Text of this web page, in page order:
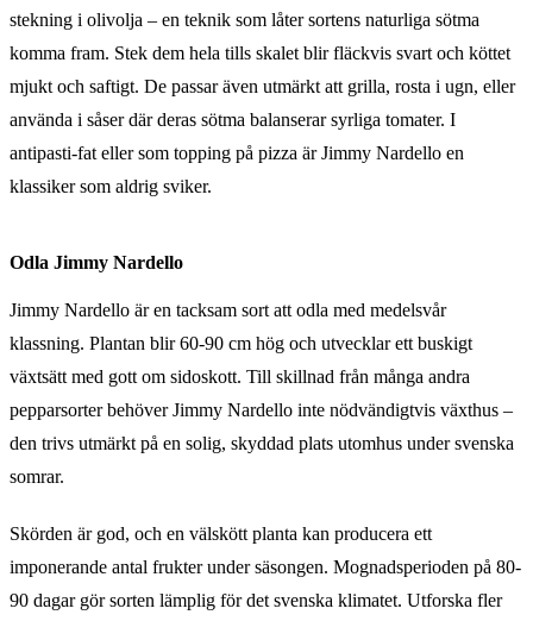
stekning i olivolja – en teknik som låter sortens naturliga sötma
komma fram. Stek dem hela tills skalet blir fläckvis svart och köttet
mjukt och saftigt. De passar även utmärkt att grilla, rosta i ugn, eller
använda i såser där deras sötma balanserar syrliga tomater. I
antipasti-fat eller som topping på pizza är Jimmy Nardello en
klassiker som aldrig sviker.
Odla Jimmy Nardello
Jimmy Nardello är en tacksam sort att odla med medelsvår
klassning. Plantan blir 60-90 cm hög och utvecklar ett buskigt
växtsätt med gott om sidoskott. Till skillnad från många andra
pepparsorter behöver Jimmy Nardello inte nödvändigtvis växthus –
den trivs utmärkt på en solig, skyddad plats utomhus under svenska
somrar.
Skörden är god, och en välskött planta kan producera ett
imponerande antal frukter under säsongen. Mognadsperioden på 80-
90 dagar gör sorten lämplig för det svenska klimatet. Utforska fler